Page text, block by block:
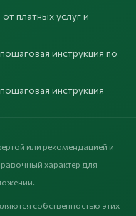
платных услуг и
инструкция по
инструкция
или рекомендацией и
характер для
собственностью этих